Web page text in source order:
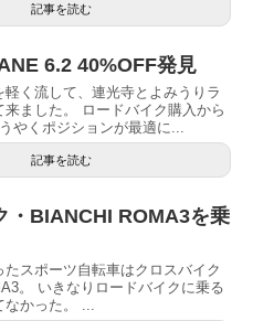
記事を読む
6.2 40%OFF発見
く流して、連光寺とよみうりラ
来ました。 ロードバイク購入から
やくポジションが最適に...
記事を読む
・BIANCHI ROMA3を乗
スポーツ自転車はクロスバイク
。 いきなりロードバイクに乗る
かった。 ...